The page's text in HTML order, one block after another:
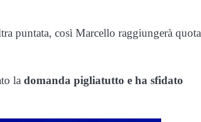
puntata, così Marcello raggiungerà quota
la domanda pigliatutto e ha sfidato